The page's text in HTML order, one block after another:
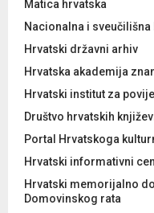
Matica hrvatska
Nacionalna i sveučilišna
Hrvatski državni arhiv
Hrvatska akademija
Hrvatski institut za
Društvo hrvatskih
Portal Hrvatskoga
Hrvatski informativni
Hrvatski memorijalno
Domovinskog rata